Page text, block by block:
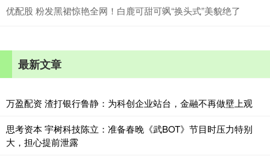
优配股 粉发黑裙惊艳全网！白鹿可甜可飒“换头式”美貌绝了
最新文章
万盈配资 渣打银行鲁静：为科创企业站台，金融不再做壁上观
思考资本 宇树科技陈立：准备春晚《武BOT》节目时压力特别
大，担心提前泄露